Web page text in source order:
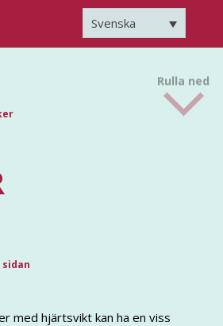
Svenska
sidan
med hjärtsvikt kan ha en viss
Rulla ned